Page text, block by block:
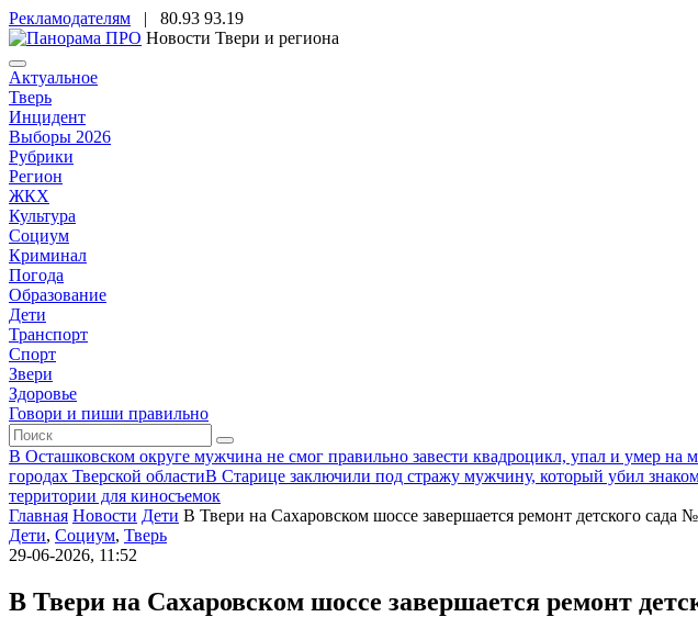
Рекламодателям | 80.93 93.19
Новости Твери и региона
Актуальное
Тверь
Инцидент
Выборы 2026
Рубрики
Регион
ЖКХ
Культура
Социум
Криминал
Погода
Образование
Дети
Транспорт
Спорт
Звери
Здоровье
Говори и пиши правильно
В Осташковском округе мужчина не смог правильно завести квадроцикл, упал и умер на
городах Тверской областиВ Старице заключили под стражу мужчину, который убил
территории для киносъемок
Главная Новости Дети В Твери на Сахаровском шоссе завершается ремонт детского сада
Дети, Социум, Тверь
29-06-2026, 11:52
В Твери на Сахаровском шоссе завершается ремонт